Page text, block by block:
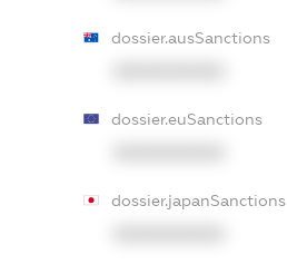
dossier.ausSanctions
dossier.euSanctions
dossier.japanSanctions